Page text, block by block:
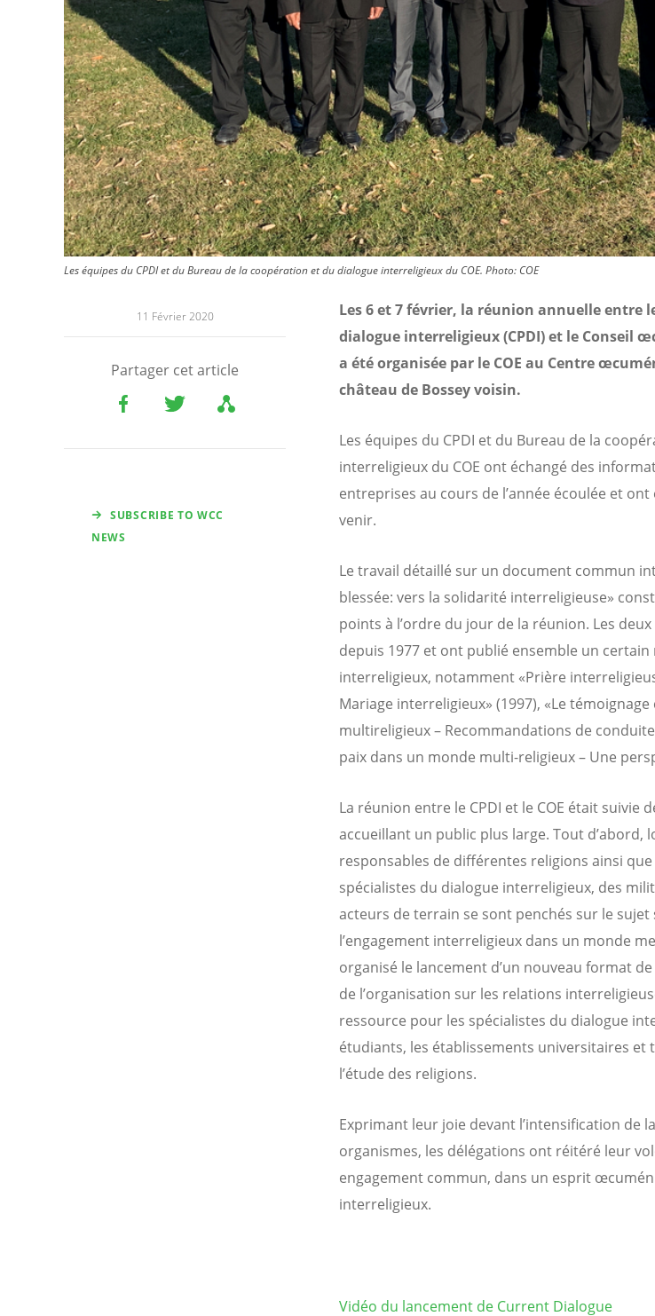
Les équipes du CPDI et du Bureau de la coopération et du dialogue interreligieux du COE. Photo: COE
11 Février 2020
Partager cet article
SUBSCRIBE TO WCC
NEWS
Les 6 et 7 février, la réunion annuelle entre
dialogue interreligieux (CPDI) et le Conseil
a été organisée par le COE au Centre
château de Bossey voisin.
Les équipes du CPDI et du Bureau de la
interreligieux du COE ont échangé des
entreprises au cours de l’année écoulée et
venir.
Le travail détaillé sur un document commun
blessée: vers la solidarité interreligieuse»
points à l’ordre du jour de la réunion. Les
depuis 1977 et ont publié ensemble un
interreligieux, notamment «Prière
Mariage interreligieux» (1997), «Le
multireligieux – Recommandations de
paix dans un monde multi-religieux – Une
La réunion entre le CPDI et le COE était suivie
accueillant un public plus large. Tout d’abord,
responsables de différentes religions ainsi
spécialistes du dialogue interreligieux, des
acteurs de terrain se sont penchés sur le sujet
l’engagement interreligieux dans un monde
organisé le lancement d’un nouveau format
de l’organisation sur les relations
ressource pour les spécialistes du dialogue
étudiants, les établissements universitaires et
l’étude des religions.
Exprimant leur joie devant l’intensification de
organismes, les délégations ont réitéré leur
engagement commun, dans un esprit
interreligieux.
Vidéo du lancement de Current Dialogue